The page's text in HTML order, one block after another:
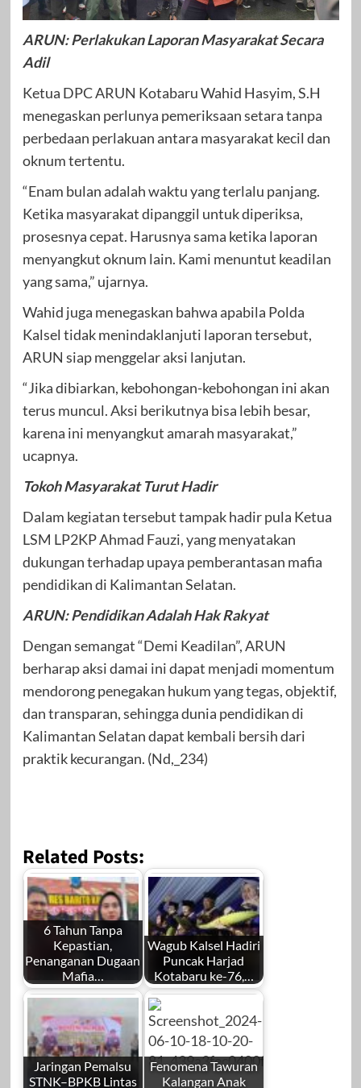
ARUN: Perlakukan Laporan Masyarakat Secara
Adil
Ketua DPC ARUN Kotabaru Wahid Hasyim, S.H
menegaskan perlunya pemeriksaan setara tanpa
perbedaan perlakuan antara masyarakat kecil dan
oknum tertentu.
“Enam bulan adalah waktu yang terlalu panjang.
Ketika masyarakat dipanggil untuk diperiksa,
prosesnya cepat. Harusnya sama ketika laporan
menyangkut oknum lain. Kami menuntut keadilan
yang sama,” ujarnya.
Wahid juga menegaskan bahwa apabila Polda
Kalsel tidak menindaklanjuti laporan tersebut,
ARUN siap menggelar aksi lanjutan.
“Jika dibiarkan, kebohongan-kebohongan ini akan
terus muncul. Aksi berikutnya bisa lebih besar,
karena ini menyangkut amarah masyarakat,”
ucapnya.
Tokoh Masyarakat Turut Hadir
Dalam kegiatan tersebut tampak hadir pula Ketua
LSM LP2KP Ahmad Fauzi, yang menyatakan
dukungan terhadap upaya pemberantasan mafia
pendidikan di Kalimantan Selatan.
ARUN: Pendidikan Adalah Hak Rakyat
Dengan semangat “Demi Keadilan”, ARUN
berharap aksi damai ini dapat menjadi momentum
mendorong penegakan hukum yang tegas, objektif,
dan transparan, sehingga dunia pendidikan di
Kalimantan Selatan dapat kembali bersih dari
praktik kecurangan. (Nd,_234)
Related Posts:
6 Tahun Tanpa
Kepastian,
Penanganan Dugaan
Mafia…
Wagub Kalsel Hadiri
Puncak Harjad
Kotabaru ke-76,…
Jaringan Pemalsu
STNK–BPKB Lintas
Fenomena Tawuran
Kalangan Anak